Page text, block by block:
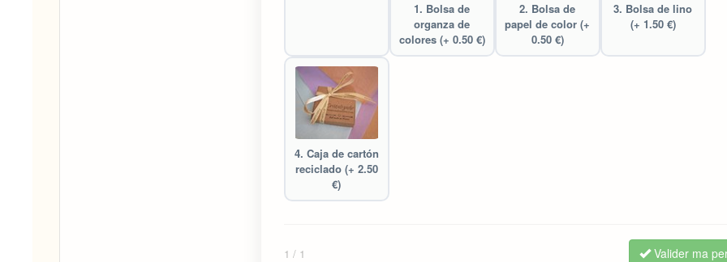
1. Bolsa de
organza de
colores (+ 0.50 €)
2. Bolsa de
papel de color (+
0.50 €)
3. Bolsa de lino
(+ 1.50 €)
4. Caja de cartón
reciclado (+ 2.50
€)
1 / 1 Valider ma